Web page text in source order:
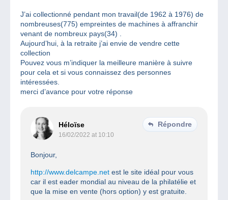
J’ai collectionné pendant mon travail(de 1962 à 1976) de
nombreuses(775) empreintes de machines à affranchir
venant de nombreux pays(34) .
Aujourd’hui, à la retraite j’ai envie de vendre cette
collection
Pouvez vous m’indiquer la meilleure manière à suivre
pour cela et si vous connaissez des personnes
intéressées.
merci d’avance pour votre réponse
Héloïse
16/02/2022 at 10:10
Répondre
Bonjour,
http://www.delcampe.net est le site idéal pour vous
car il est eader mondial au niveau de la philatélie et
que la mise en vente (hors option) y est gratuite.